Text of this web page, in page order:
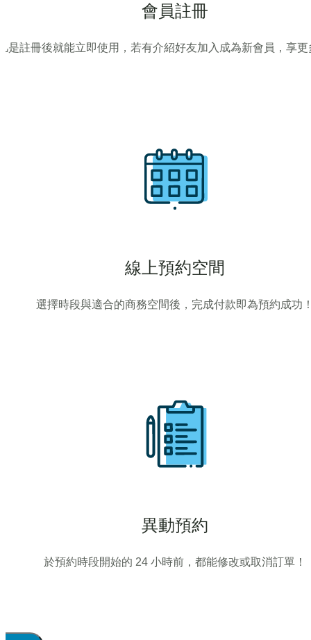
會員註冊
是註冊後就能立即使用，若有介紹好友加入成為新會員，享更
線上預約空間
選擇時段與適合的商務空間後，完成付款即為預約成功
異動預約
於預約時段開始的 24 小時前，都能修改或取消訂單！